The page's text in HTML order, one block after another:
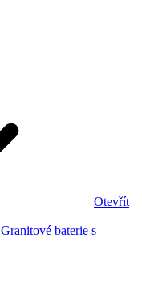
Otevřít
Granitové baterie s